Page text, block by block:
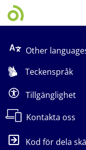
Other
Teckenspråk
Tillgänglighet
Kontakta oss
Kod för dela